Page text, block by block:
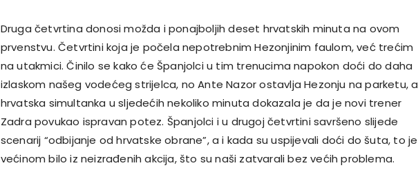
Druga četvrtina donosi možda i ponajboljih deset hrvatskih minuta na ovom
prvenstvu. Četvrtini koja je počela nepotrebnim Hezonjinim faulom, već trećim
na utakmici. Činilo se kako će Španjolci u tim trenucima napokon doći do daha
izlaskom našeg vodećeg strijelca, no Ante Nazor ostavlja Hezonju na parketu, a
hrvatska simultanka u sljedećih nekoliko minuta dokazala je da je novi trener
Zadra povukao ispravan potez. Španjolci i u drugoj četvrtini savršeno slijede
scenarij “odbijanje od hrvatske obrane”, a i kada su uspijevali doći do šuta, to je
većinom bilo iz neizrađenih akcija, što su naši zatvarali bez većih problema.